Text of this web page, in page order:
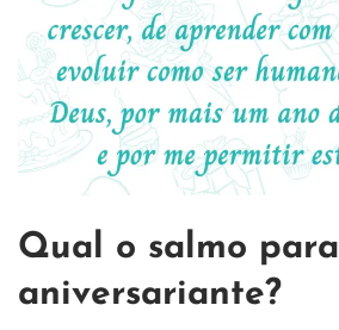
Qual o salmo para
aniversariante?